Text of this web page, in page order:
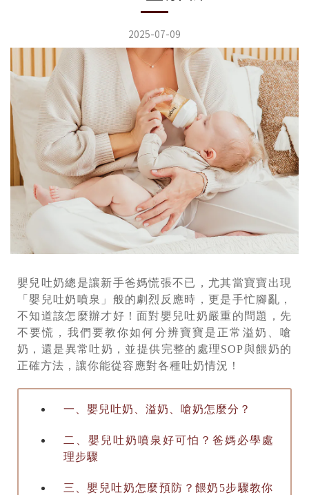
2025-07-09
嬰兒吐奶總是讓新手爸媽慌張不已，尤其當寶寶出現
「嬰兒吐奶噴泉」般的劇烈反應時，更是手忙腳亂，
不知道該怎麼辦才好！面對嬰兒吐奶嚴重的問題，先
不要慌，我們要教你如何分辨寶寶是正常溢奶、嗆
奶，還是異常吐奶，並提供完整的處理SOP與餵奶的
正確方法，讓你能從容應對各種吐奶情況！
一、嬰兒吐奶、溢奶、嗆奶怎麼分？
二、嬰兒吐奶噴泉好可怕？爸媽必學處
理步驟
三、嬰兒吐奶怎麼預防？餵奶5步驟教你